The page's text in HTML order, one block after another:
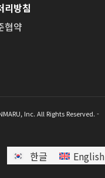
리방침
협약
Inc. All Rights Reserved. -
한글 English